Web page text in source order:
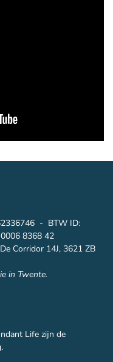
- BTW ID:
8368 42
Corridor 14J, 3621 ZB
in Twente.
Life zijn de